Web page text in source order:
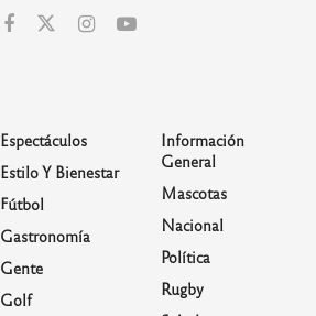
Espectáculos
Estilo Y Bienestar
Fútbol
Gastronomía
Gente
Golf
Información
General
Mascotas
Nacional
Política
Rugby